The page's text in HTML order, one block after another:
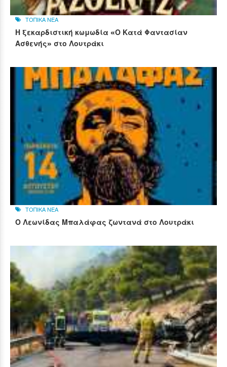
ΤΟΠΙΚΑ ΝΕΑ
Η ξεκαρδιστική κωμωδία «Ο Κατά Φαντασίαν
Ασθενής» στο Λουτράκι
ΤΟΠΙΚΑ ΝΕΑ
Ο Λεωνίδας Μπαλάφας ζωντανά στο Λουτράκι